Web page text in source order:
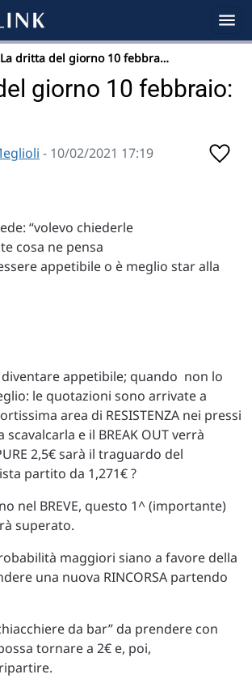
La dritta del giorno 10 febbra…
giorno 10 febbraio:
- 10/02/2021 17:19
“volevo chiederle
cosa ne pensa
appetibile o è meglio star alla
appetibile; quando non lo
le quotazioni sono arrivate a
area di RESISTENZA nei pressi
scavalcarla e il BREAK OUT verrà
2,5€ sarà il traguardo del
partito da 1,271€ ?
nel BREVE, questo 1^ (importante)
superato.
maggiori siano a favore della
una nuova RINCORSA partendo
da bar” da prendere con
tornare a 2€ e, poi,